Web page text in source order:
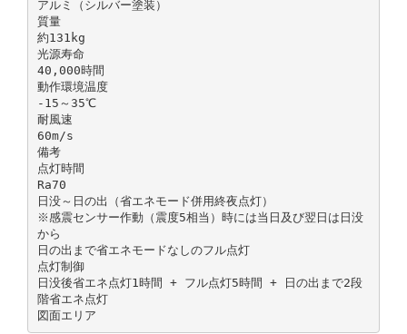
アルミ（シルバー塗装）
質量
約131kg
光源寿命
40,000時間
動作環境温度
-15～35℃
耐風速
60m/s
備考
点灯時間
Ra70
日没～日の出（省エネモード併用終夜点灯）
※感震センサー作動（震度5相当）時には当日及び翌日は日没
から
日の出まで省エネモードなしのフル点灯
点灯制御
日没後省エネ点灯1時間 + フル点灯5時間 + 日の出まで2段
階省エネ点灯